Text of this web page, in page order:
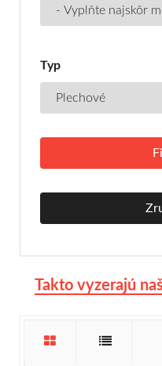
Typ
Takto vyzerajú